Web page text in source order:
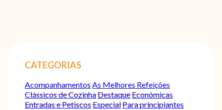
CATEGORIAS
Acompanhamentos As Melhores Refeições
Clássicos de CozinhaDestaqueEconómicas
Entradas e PetiscosEspecialPara principiantes